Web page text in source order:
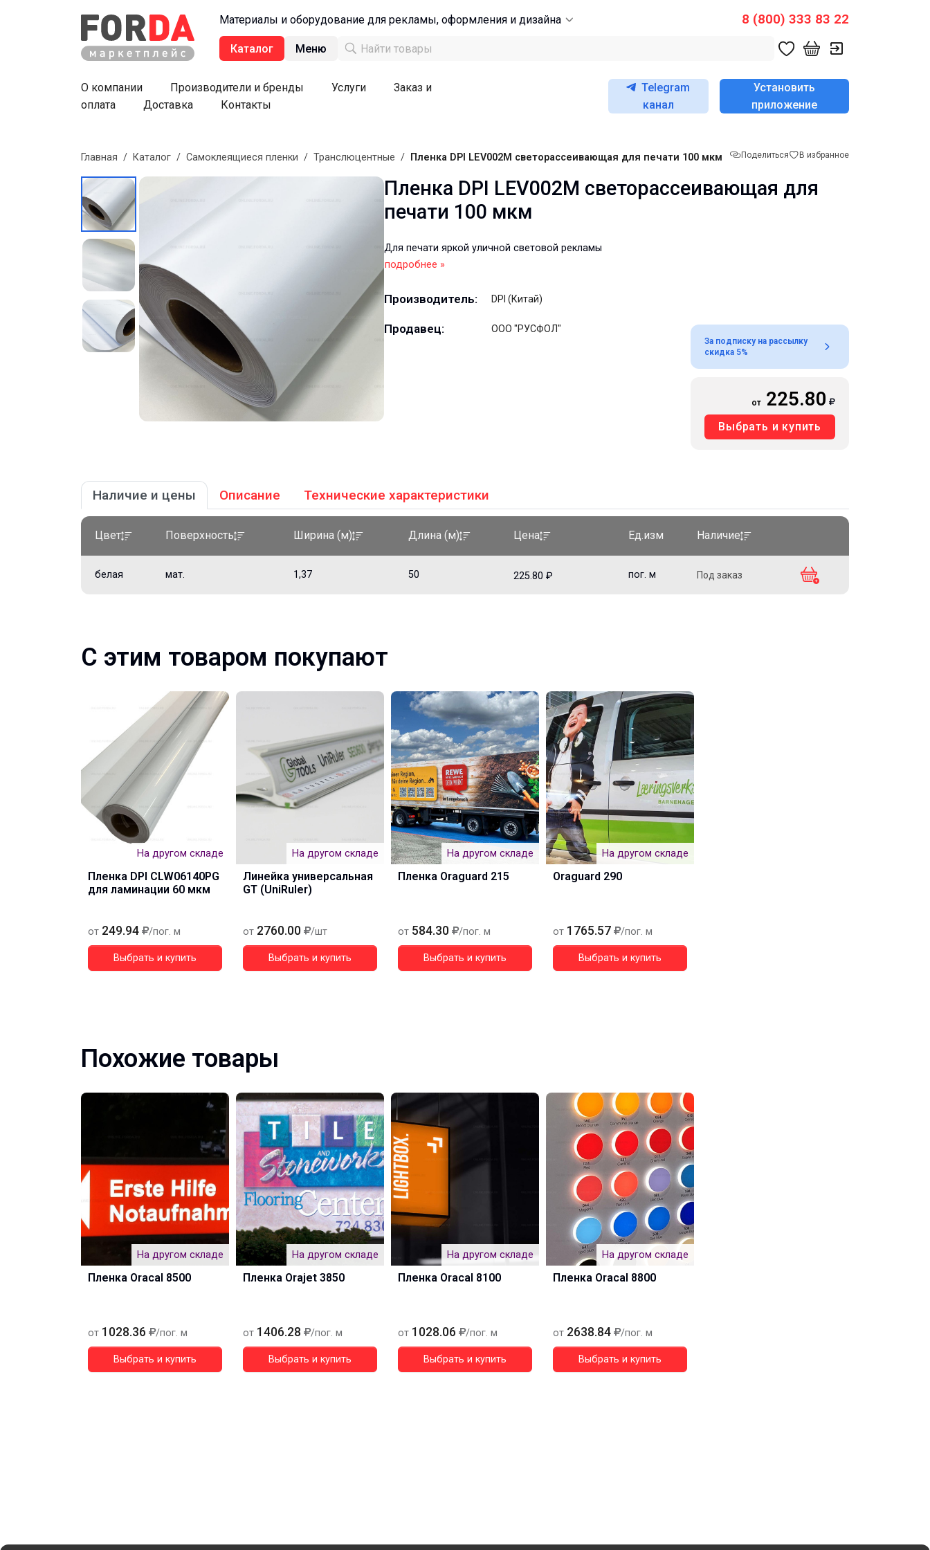
Материалы и оборудование для рекламы, оформления и дизайна 8 (800) 333 83 22
Каталог Меню
О компании Производители и бренды Услуги
Заказ и
оплата
Доставка Контакты
Telegram
канал
Установить
приложение
Поделиться В избранное
Главная / Каталог / Самоклеящиеся пленки / Транслюцентные / Пленка DPI LEV002M светорассеивающая для печати 100 мкм
Пленка DPI LEV002M светорассеивающая для
печати 100 мкм
Для печати яркой уличной световой рекламы
подробнее »
Производитель: DPI (Китай)
Продавец: ООО "РУСФОЛ"
За подписку на рассылку
скидка 5%
от 225.80
Выбрать и купить
Наличие и цены Описание Технические характеристики
Цвет Поверхность Ширина (м) Длина (м) Цена Ед.изм Наличие
белая мат. 1,37 50 225.80 ₽ пог. м Под заказ
С этим товаром покупают
На другом складе
Пленка DPI CLW06140PG
для ламинации 60 мкм
от 249.94 /пог. м
Выбрать и купить
На другом складе
Линейка универсальная
GT (UniRuler)
от 2760.00 /шт
Выбрать и купить
На другом складе
Пленка Oraguard 215
от 584.30 /пог. м
Выбрать и купить
На другом складе
Oraguard 290
от 1765.57 /пог. м
Выбрать и купить
Похожие товары
На другом складе
Пленка Oracal 8500
от 1028.36 /пог. м
Выбрать и купить
На другом складе
Пленка Orajet 3850
от 1406.28 /пог. м
Выбрать и купить
На другом складе
Пленка Oracal 8100
от 1028.06 /пог. м
Выбрать и купить
На другом складе
Пленка Oracal 8800
от 2638.84 /пог. м
Выбрать и купить